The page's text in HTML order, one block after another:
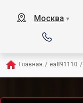
Москва ▼
Главная / ea891110 /